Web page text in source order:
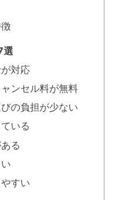
選
対応
ンセル料が無料
の負担が少ない
いる
る
すい